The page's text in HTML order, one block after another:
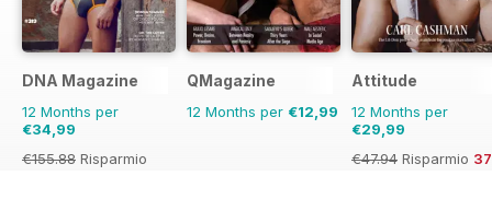
DNA Magazine
12 Months per
€34,99
€155.88 Risparmio
QMagazine
12 Months per €12,99
Attitude
12 Months per
€29,99
€47.94 Risparmio